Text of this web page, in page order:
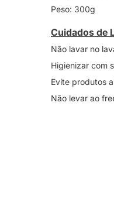
Peso: 300g
Cuidados de
Não lavar no
Higienizar com
Evite produtos
Não levar ao